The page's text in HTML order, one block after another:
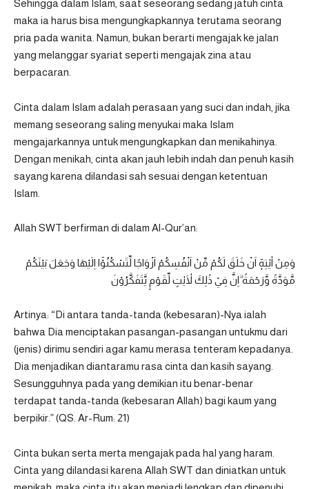
Sehingga dalam Islam, saat seseorang sedang jatuh cinta
maka ia harus bisa mengungkapkannya terutama seorang
pria pada wanita. Namun, bukan berarti mengajak ke jalan
yang melanggar syariat seperti mengajak zina atau
berpacaran.
Cinta dalam Islam adalah perasaan yang suci dan indah, jika
memang seseorang saling menyukai maka Islam
mengajarkannya untuk mengungkapkan dan menikahinya.
Dengan menikah, cinta akan jauh lebih indah dan penuh kasih
sayang karena dilandasi sah sesuai dengan ketentuan
Islam.
Allah SWT berfirman di dalam Al-Qur’an:
وَمِنْ اٰيٰتِهٖٓ اَنْ خَلَقَ لَكُمْ مِّنْ اَنْفُسِكُمْ اَزْوَاجًا لِّتَسْكُنُوْٓا اِلَيْهَا وَجَعَلَ بَيْنَكُمْ
مَّوَدَّةً وَّرَحْمَةً ۗاِنَّ فِيْ ذٰلِكَ لَاٰيٰتٍ لِّقَوْمٍ يَّتَفَكَّرُوْنَ
Artinya: “Di antara tanda-tanda (kebesaran)-Nya ialah
bahwa Dia menciptakan pasangan-pasangan untukmu dari
(jenis) dirimu sendiri agar kamu merasa tenteram kepadanya.
Dia menjadikan diantaramu rasa cinta dan kasih sayang.
Sesungguhnya pada yang demikian itu benar-benar
terdapat tanda-tanda (kebesaran Allah) bagi kaum yang
berpikir.” (QS. Ar-Rum: 21)
Cinta bukan serta merta mengajak pada hal yang haram.
Cinta yang dilandasi karena Allah SWT dan diniatkan untuk